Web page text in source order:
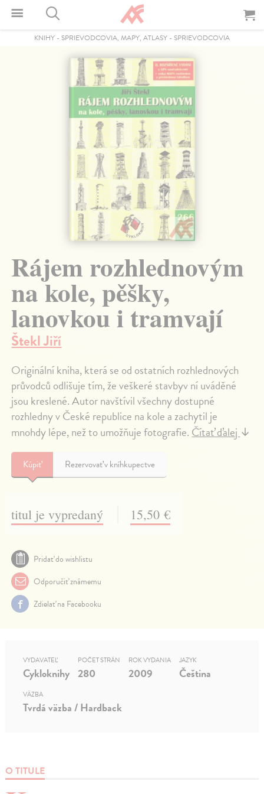
KNIHY - SPRIEVODCOVIA, MAPY, ATLASY - SPRIEVODCOVIA
Rájem rozhlednovým
na kole, pěšky,
lanovkou i tramvají
Štekl Jiří
Originální kniha, která se od ostatních rozhlednových
průvodců odlišuje tím, že veškeré stavbyv ní uváděné
jsou kreslené. Autor navštívil všechny dostupné
rozhledny v České republice na kole a zachytil je
mnohdy lépe, než to umožňuje fotografie.Čítať ďalej↓
Kúpiť Rezervovať v kníhkupectve
titul je vypredaný 15,50 €
Pridať do wishlistu
Odporučiť známemu
Zdielať na Facebooku
O TITULE
VYDAVATEĽ
Cykloknihy
POČET STRÁN
280
ROK VYDANIA
2009
JAZYK
Čeština
VÄZBA
Tvrdá väzba / Hardback